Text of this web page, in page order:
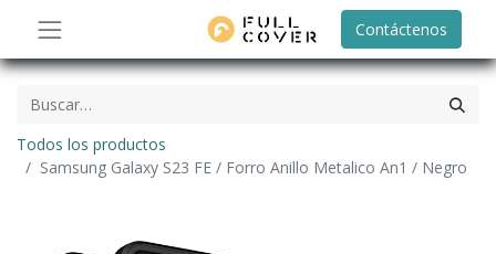
Contáctenos
Todos los productos
Samsung Galaxy S23 FE / Forro Anillo Metalico An1 / Negro